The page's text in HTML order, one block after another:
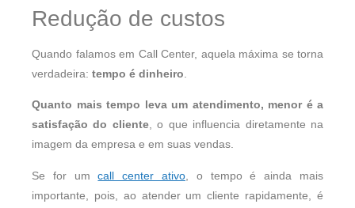
Redução de custos
Quando falamos em Call Center, aquela máxima se torna
verdadeira: tempo é dinheiro
Quanto mais tempo leva um atendimento, menor é a
satisfação do cliente, o que influencia diretamente na
imagem da empresa e em suas vendas.
Se for umcall center ativo , o tempo é ainda mais
importante, pois, ao atender um cliente rapidamente, é